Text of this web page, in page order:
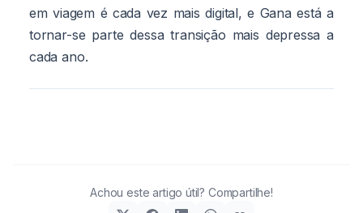
em viagem é cada vez mais digital, e Gana está a
tornar-se parte dessa transição mais depressa a
cada ano.
Achou este artigo útil? Compartilhe!